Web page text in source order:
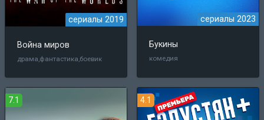
сериалы 2019
Война миров
драма,фантастика,боевик
сериалы 2023
Букины
комедия
7.1 4.1